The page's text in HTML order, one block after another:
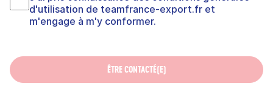
d'utilisation de teamfrance-export.fr et
m'engage à m'y conformer.
ÊTRE CONTACTÉ(E)